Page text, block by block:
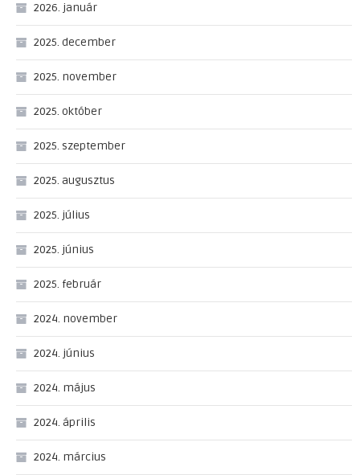
2026. január
2025. december
2025. november
2025. október
2025. szeptember
2025. augusztus
2025. július
2025. június
2025. február
2024. november
2024. június
2024. május
2024. április
2024. március